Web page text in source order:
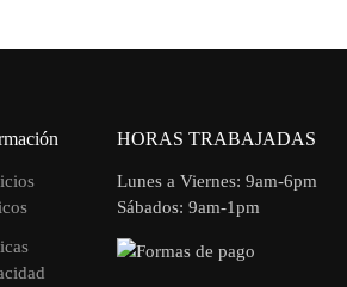
HORAS TRABAJADAS
Lunes a Viernes: 9am-6pm
Sábados: 9am-1pm